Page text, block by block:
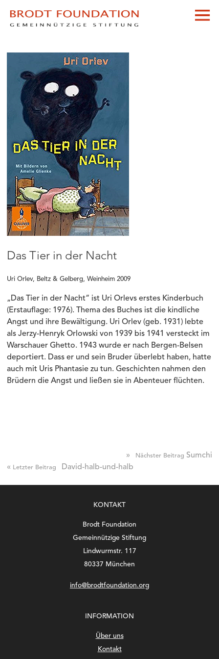
Das Tier in der Nacht
Uri Orlev, Beltz & Gelberg, Weinheim 2009
„Das Tier in der Nacht“ ist Uri Orlevs erstes Kinderbuch
(Erstauflage: 1976). Thema des Buches ist die kindliche
Angst und ihre Bewältigung. Uri Orlev (geb. 1931) lebte
als Jerzy-Henryk Orlowski von 1939 bis 1941 versteckt im
Warschauer Ghetto. 1943 wurde er nach Bergen-Belsen
deportiert. Dass er und sein Bruder überlebt haben, hatte
auch mit Uris Phantasie zu tun. Geschichten nahmen den
Brüdern die Angst und ließen sie in Abenteuer flüchten.
» Nächster Beitrag Sumchi
« Letzter Beitrag David-halb-und-halb
KONTAKT
Brodt Foundation
Gemeinnützige Stiftung
Lindwurmstr. 117
80337 München
info@brodtfoundation.org
INFORMATION
Über uns
Kontakt